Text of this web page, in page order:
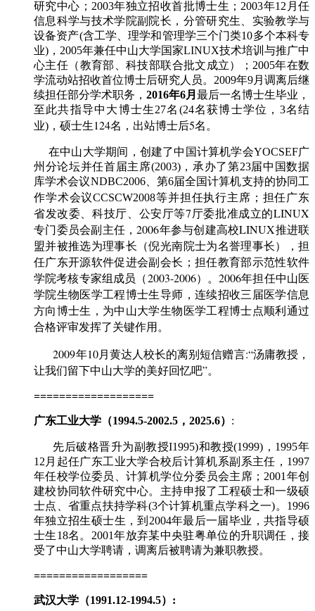
研究中心；2003年独立招收首批博士生；2003年12月任
信息科学与技术学院副院长，分管研究生、实验教学与
设备资产(含工学、理学和管理学三个门类10多个本科专
业)，2005年兼任中山大学国家LINUX技术培训与推广中
心主任（教育部、科技部联合批文成立）；2005年在数
学流动站招收首位博士后研究人员。2009年9月调离后继
续担任部分学术职务， 2016年6月 最后一名博士生毕业，
至此共指导中大博士生27名(24名获博士学位，3名结
业)，硕士生124名 ，出站博士后5名 。
在中山大学期间，创建了中国计算机学会YOCSEF广
州分论坛并任首届主席(2003)，承办了第23届中国数据
库学术会议NDBC2006、第6届全国计算机支持的协同工
作学术会议CCSCW2008等并担任执行主席； 担任广东
省发改委、科技厅、公安厅等7厅委批准成立的LINUX
专门委员会副主任，2006年参与创建高校LINUX推进联
盟并被推选为理事长（倪光南院士为名誉理事长），担
任广东开源软件促进会副会长；担任教育部示范性软件
学院考核专家组成员（2003-2006）。2006年担任中山医
学院生物医学工程博士生导师，连续招收三届医学信息
方向博士生，为中山大学生物医学工程博士点顺利通过
合格评审发挥了关键作用。
2009年10月黄达人校长的离别短信赠言:“汤庸教授，
让我们留下中山大学的美好回忆吧”。
===================
广东工业大学（1994.5-2002.5，2025.6） :
先后破格晋升为副教授I1995)和教授(1999)，1995年
12月起任广东工业大学合校后计算机系副系主任，1997
年任校学位委员、计算机学位分委员会主席；2001年创
建校协同软件研究中心。主持申报了工程硕士和一级硕
士点、省重点扶持学科(3个计算机重点学科之一)。1996
年独立招生硕士生，到2004年最后一届毕业，共指导硕
士生18名。2001年放弃某中央驻粤单位的升职调任，接
受了中山大学聘请，调离后被聘请为兼职教授。
==================
武汉大学（1991.12-1994.5）: